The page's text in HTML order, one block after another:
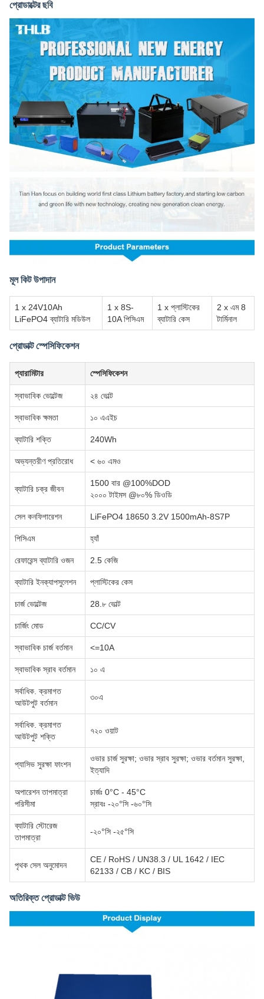
প্রোডাক্টের ছবি
মূল কিট উপাদান
1 x 24V10Ah
LiFePO4 ব্যাটারি মডিউল
1 x 8S-
10A পিসিএম
1 x প্লাস্টিকের
ব্যাটারি কেস
2 x এম 8
টার্মিনাল
প্রোডাক্ট স্পেসিফিকেশন
প্যারামিটার স্পেসিফিকেশন
স্বাভাবিক ভোল্টেজ ২৪ ভোল্ট
স্বাভাবিক ক্ষমতা ১০ এএইচ
ব্যাটারি শক্তি 240Wh
অভ্যন্তরীণ প্রতিরোধ < ৬০ এমও
ব্যাটারি চক্র জীবন
1500 বার @100%DOD
২০০০ টাইমস @৮০% ডিওডি
সেল কনফিগারেশন LiFePO4 18650 3.2V 1500mAh-8S7P
পিসিএম হ্যাঁ
রেফারেন্স ব্যাটারি ওজন 2.5 কেজি
ব্যাটারি ইনক্যাপসুলেশন প্লাস্টিকের কেস
চার্জ ভোল্টেজ 28.৮ ভোল্ট
চার্জিং মোড CC/CV
স্বাভাবিক চার্জ বর্তমান <=10A
স্বাভাবিক স্রাব বর্তমান ১০ এ
সর্বাধিক. ক্রমাগত
আউটপুট বর্তমান
৩০এ
সর্বাধিক. ক্রমাগত
আউটপুট শক্তি
৭২০ ওয়াট
প্যাসিভ সুরক্ষা ফাংশন
ওভার চার্জ সুরক্ষা; ওভার স্রাব সুরক্ষা; ওভার বর্তমান সুরক্ষা,
ইত্যাদি
অপারেশন তাপমাত্রা
পরিসীমা
চার্জঃ 0°C - 45°C
স্রাবঃ -২০°সি -৬০°সি
ব্যাটারি স্টোরেজ
তাপমাত্রা
-২০°সি -২৫°সি
পৃথক সেল অনুমোদন
CE / RoHS / UN38.3 / UL 1642 / IEC
62133 / CB / KC / BIS
অতিরিক্ত প্রোডাক্ট ভিউ